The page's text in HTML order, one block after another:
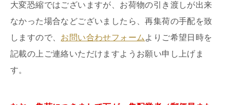
大変恐縮ではございますが、お荷物の引き渡しが出来
なかった場合などございましたら、再集荷の手配を致
しますので、 お問い合わせフォーム よりご希望日時を
記載の上ご連絡いただけますようお願い申し上げま
す。